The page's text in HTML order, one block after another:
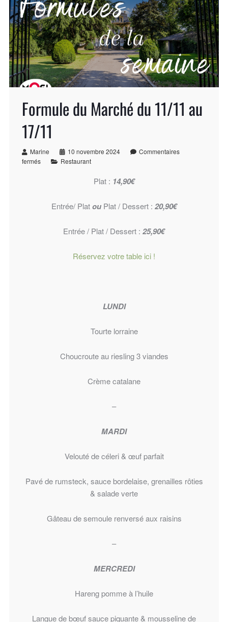
Formule du Marché du 11/11 au
17/11
Marine 10 novembre 2024
Commentaires
fermés
Restaurant
Plat : 14,90€
Entrée/ PlatouPlat / Dessert : 20,90€
Entrée / Plat / Dessert : 25,90€
Réservez votre table ici !
LUNDI
Tourte lorraine
Choucroute au riesling 3 viandes
Crème catalane
–
MARDI
Velouté de céleri & œuf parfait
Pavé de rumsteck, sauce bordelaise, grenailles rôties
& salade verte
Gâteau de semoule renversé aux raisins
–
MERCREDI
Hareng pomme à l’huile
Langue de bœuf sauce piquante & mousseline de